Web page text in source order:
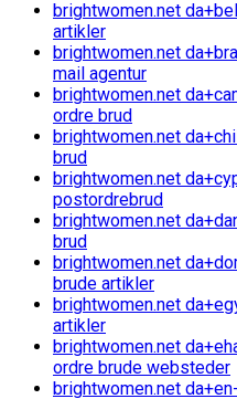
brightwomen.net
artikler
brightwomen.net
mail agentur
brightwomen.net
ordre brud
brightwomen.net
brud
brightwomen.net
postordrebrud
brightwomen.net
brud
brightwomen.net
brude artikler
brightwomen.net
artikler
brightwomen.net
ordre brude websteder
brightwomen.net